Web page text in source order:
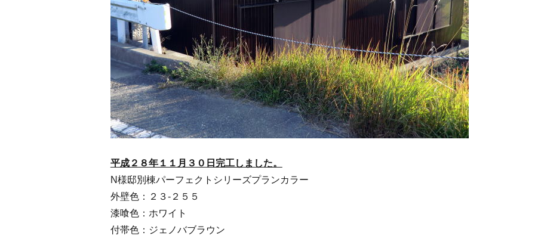
平成２８年１１月３０日完工しました。
N様邸別棟パーフェクトシリーズプランカラー
外壁色：２３-２５５
漆喰色：ホワイト
付帯色：ジェノバブラウン